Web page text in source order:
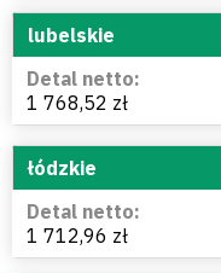
lubelskie
1 768,52 zł
łódzkie
1 712,96 zł